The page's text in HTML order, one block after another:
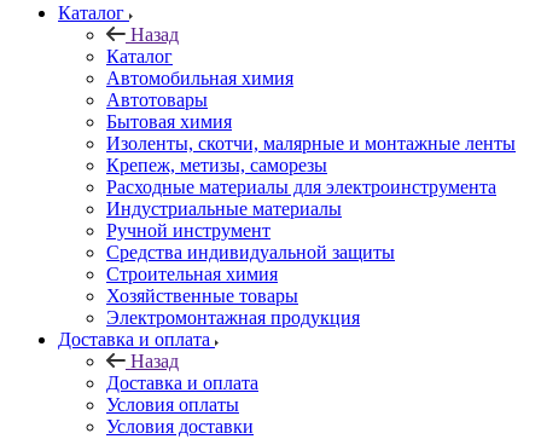
Каталог
Назад
Каталог
Автомобильная химия
Автотовары
Бытовая химия
Изоленты, скотчи, малярные и монтажные ленты
Крепеж, метизы, саморезы
Расходные материалы для электроинструмента
Индустриальные материалы
Ручной инструмент
Средства индивидуальной защиты
Строительная химия
Хозяйственные товары
Электромонтажная продукция
Доставка и оплата
Назад
Доставка и оплата
Условия оплаты
Условия доставки